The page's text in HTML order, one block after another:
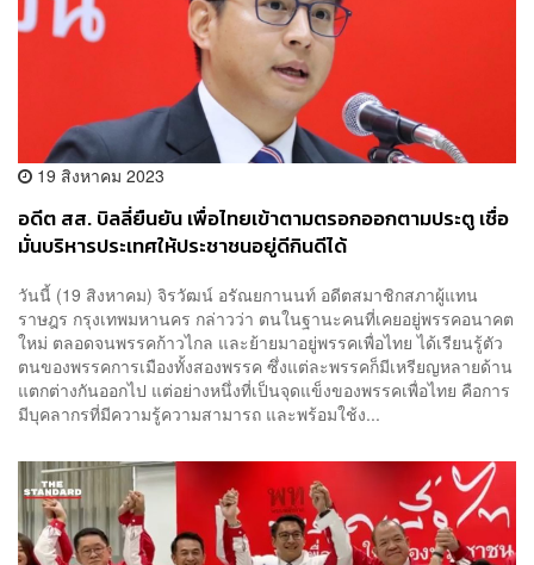
19 สิงหาคม 2023
อดีต สส. บิลลี่ยืนยัน เพื่อไทยเข้าตามตรอกออกตามประตู เชื่อ
มั่นบริหารประเทศให้ประชาชนอยู่ดีกินดีได้
วันนี้ (19 สิงหาคม) จิรวัฒน์ อรัณยกานนท์ อดีตสมาชิกสภาผู้แทน
ราษฎร กรุงเทพมหานคร กล่าวว่า ตนในฐานะคนที่เคยอยู่พรรคอนาคต
ใหม่ ตลอดจนพรรคก้าวไกล และย้ายมาอยู่พรรคเพื่อไทย ได้เรียนรู้ตัว
ตนของพรรคการเมืองทั้งสองพรรค ซึ่งแต่ละพรรคก็มีเหรียญหลายด้าน
แตกต่างกันออกไป แต่อย่างหนึ่งที่เป็นจุดแข็งของพรรคเพื่อไทย คือการ
มีบุคลากรที่มีความรู้ความสามารถ และพร้อมใช้ง...